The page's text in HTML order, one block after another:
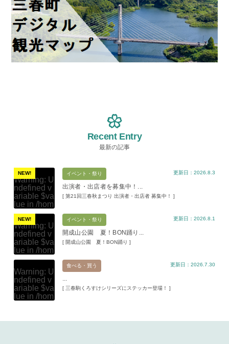
Recent Entry
最新の記事
NEW!
Warning: U
ndefined v
ariable $va
lue in /hom
e/xs11945
9/miharuko
ma.com/pu
blic_html/w
p-content/t
hemes/mih
aru/templat
e-parts/pic
up.phpon l
ine19
Warning: A
イベント・祭り
出演者・出店者を募集中！...
[ 第21回三春秋まつり 出演者・出店者 募集中！ ]
更新日：2026.8.3
NEW!
Warning: U
ndefined v
ariable $va
lue in /hom
e/xs11945
9/miharuko
ma.com/pu
blic_html/w
p-content/t
hemes/mih
up.phpon l
イベント・祭り
開成山公園 夏！BON踊り...
[ 開成山公園 夏！BON踊り ]
更新日：2026.8.1
Warning: U
ndefined v
ariable $va
lue in /hom
ma.com/pu
食べる・買う
...
[ 三春駒くろすけシリーズにステッカー登場！ ]
更新日：2026.7.30